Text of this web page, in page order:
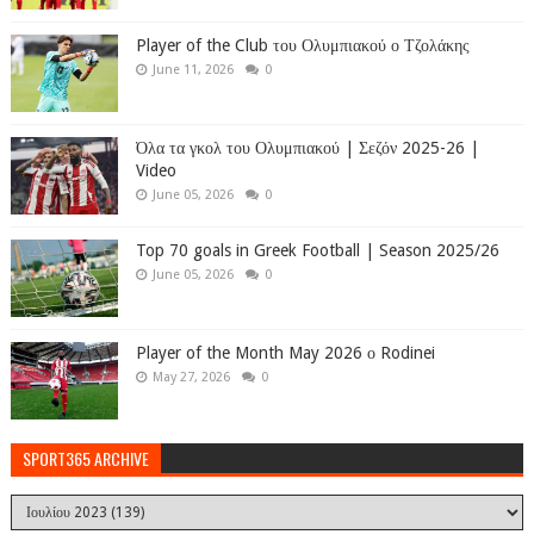
Player of the Club του Ολυμπιακού ο Τζολάκης
June 11, 2026 0
Όλα τα γκολ του Ολυμπιακού | Σεζόν 2025-26 |
Video
June 05, 2026 0
Top 70 goals in Greek Football | Season 2025/26
June 05, 2026 0
Player of the Month May 2026 ο Rodinei
May 27, 2026 0
SPORT365 ARCHIVE